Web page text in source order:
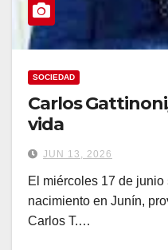
SOCIEDAD
Carlos
vida
JUN 13, 2026
El miércoles 17 de junio
nacimiento en Junín,
Carlos T.…